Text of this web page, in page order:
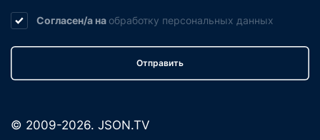
Согласен/а на обработку персональных данных
Отправить
© 2009-2026. JSON.TV